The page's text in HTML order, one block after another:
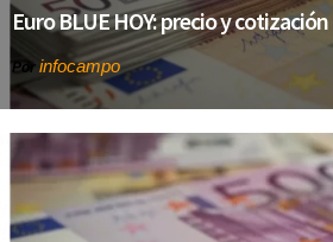
Euro BLUE HOY: precio y
Por infocampo